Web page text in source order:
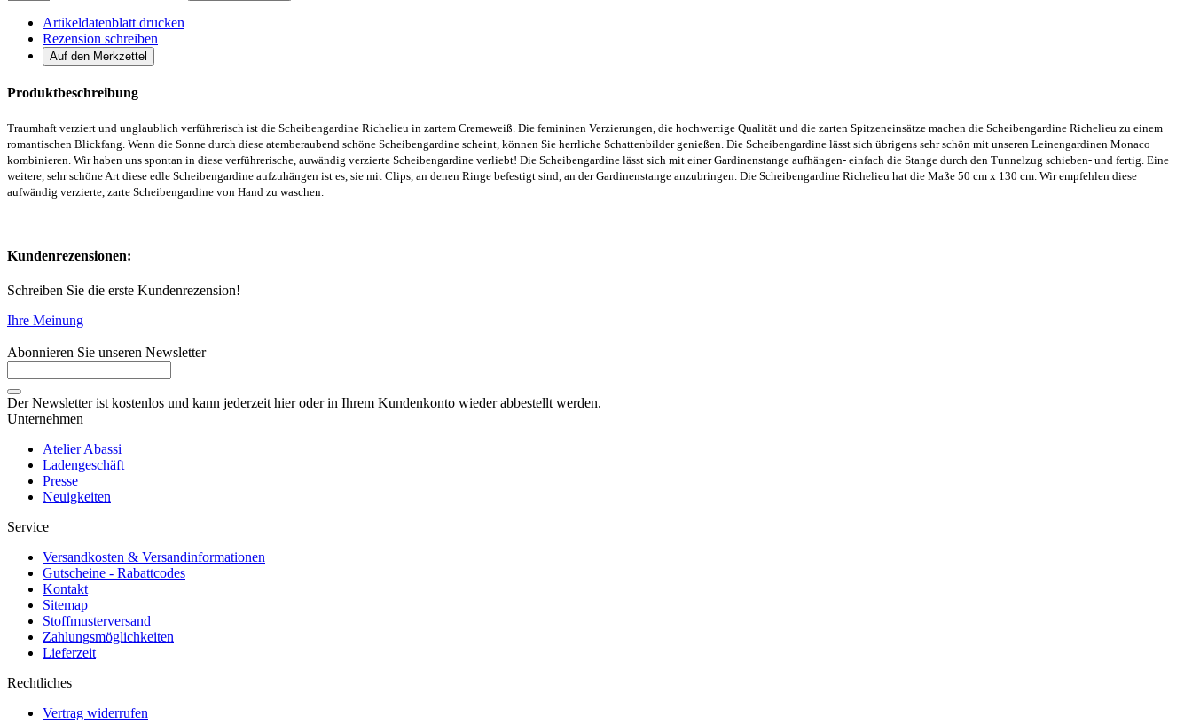
Artikeldatenblatt drucken
Rezension schreiben
Produktbeschreibung
Traumhaft verziert und unglaublich verführerisch ist die Scheibengardine Richelieu in zartem Cremeweiß. Die femininen Verzierungen, die hochwertige Qualität und die zarten Spitzeneinsätze machen die Scheibengardine Richelieu zu einem
romantischen Blickfang. Wenn die Sonne durch diese atemberaubend schöne Scheibengardine scheint, können Sie herrliche Schattenbilder genießen. Die Scheibengardine lässt sich übrigens sehr schön mit unseren Leinengardinen Monaco
kombinieren. Wir haben uns spontan in diese verführerische, auwändig verzierte Scheibengardine verliebt! Die Scheibengardine lässt sich mit einer Gardinenstange aufhängen- einfach die Stange durch den Tunnelzug schieben- und fertig. Eine
weitere, sehr schöne Art diese edle Scheibengardine aufzuhängen ist es, sie mit Clips, an denen Ringe befestigt sind, an der Gardinenstange anzubringen. Die Scheibengardine Richelieu hat die Maße 50 cm x 130 cm. Wir empfehlen diese
aufwändig verzierte, zarte Scheibengardine von Hand zu waschen.
Kundenrezensionen:
Schreiben Sie die erste Kundenrezension!
Ihre Meinung
Abonnieren Sie unseren Newsletter
Der Newsletter ist kostenlos und kann jederzeit hier oder in Ihrem Kundenkonto wieder abbestellt werden.
Unternehmen
Atelier Abassi
Ladengeschäft
Presse
Neuigkeiten
Service
Versandkosten & Versandinformationen
Gutscheine - Rabattcodes
Kontakt
Sitemap
Stoffmusterversand
Zahlungsmöglichkeiten
Lieferzeit
Rechtliches
Vertrag widerrufen